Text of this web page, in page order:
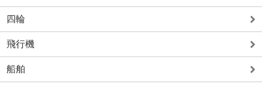
四輪
飛行機
船舶